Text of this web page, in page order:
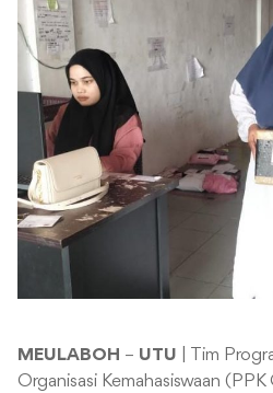
MEULABOH – UTU | Tim
Organisasi Kemahasiswaan